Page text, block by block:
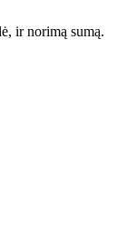
ir norimą sumą.